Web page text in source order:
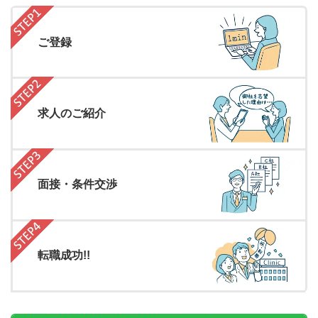
ご登録
求人のご紹介
面接・条件交渉
転職成功!!